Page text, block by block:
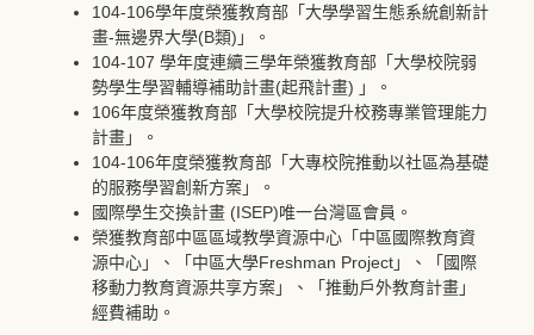
104-106學年度榮獲教育部「大學學習生態系統創新計
畫-無邊界大學(B類)」。
104-107 學年度連續三學年榮獲教育部「大學校院弱
勢學生學習輔導補助計畫(起飛計畫) 」。
106年度榮獲教育部「大學校院提升校務專業管理能力
計畫」。
104-106年度榮獲教育部「大專校院推動以社區為基礎
的服務學習創新方案」。
國際學生交換計畫 (ISEP)唯一台灣區會員。
榮獲教育部中區區域教學資源中心「中區國際教育資
源中心」、「中區大學Freshman Project」、「國際
移動力教育資源共享方案」、「推動戶外教育計畫」
經費補助。